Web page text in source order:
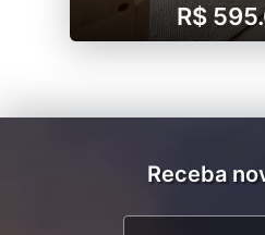
R$
Receba